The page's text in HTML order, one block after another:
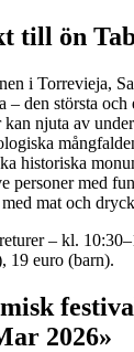
till ön
i Torrevieja,
den största och
njuta av
historiska
personer med
mat och
– kl.
19 euro (barn).
2026»